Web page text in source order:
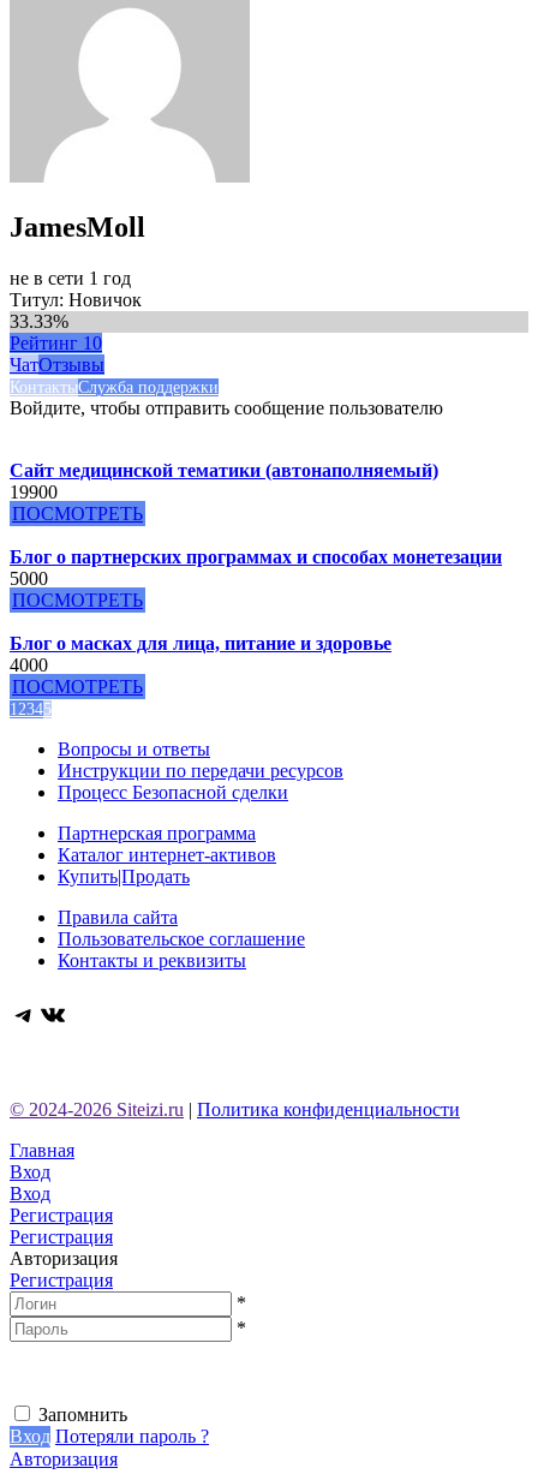
JamesMoll
не в сети 1 год
Титул: Новичок
33.33%
Рейтинг 10
ЧатОтзывы
КонтактыСлужба поддержки
Войдите, чтобы отправить сообщение пользователю
Сайт медицинской тематики (автонаполняемый)
19900
ПОСМОТРЕТЬ
Блог о партнерских программах и способах монетезации
5000
ПОСМОТРЕТЬ
Блог о масках для лица, питание и здоровье
4000
ПОСМОТРЕТЬ
12345
Вопросы и ответы
Инструкции по передачи ресурсов
Процесс Безопасной сделки
Партнерская программа
Каталог интернет-активов
Купить|Продать
Правила сайта
Пользовательское соглашение
Контакты и реквизиты
Telegram
ВКонтакте
© 2024-2026 Siteizi.ru | Политика конфиденциальности
Главная
Вход
Вход
Регистрация
Регистрация
Авторизация
Регистрация
*
*
Запомнить
Вход Потеряли пароль ?
Авторизация